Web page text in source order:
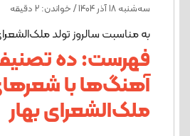
ﺳﻪشنبه 18 آذر 1404 / خواندن: 2 دقیقه
به مناسبت سالروز تولد
فهرست: ده تصنیف
آهنگ‌ها با
ملک‌الشعرای بهار